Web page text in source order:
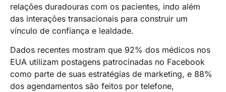
relações duradouras com os pacientes, indo além
das interações transacionais para construir um
vínculo de confiança e lealdade.
Dados recentes mostram que 92% dos médicos nos
EUA utilizam postagens patrocinadas no Facebook
como parte de suas estratégias de marketing, e 88%
dos agendamentos são feitos por telefone,